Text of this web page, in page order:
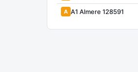
A A1 Almere 128591